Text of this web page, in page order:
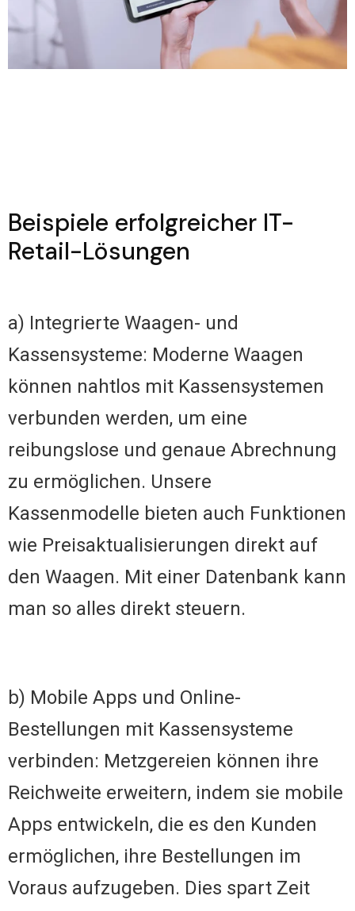
Beispiele erfolgreicher IT-
Retail-Lösungen
a) Integrierte Waagen- und
Kassensysteme: Moderne Waagen
können nahtlos mit Kassensystemen
verbunden werden, um eine
reibungslose und genaue Abrechnung
zu ermöglichen. Unsere
Kassenmodelle bieten auch Funktionen
wie Preisaktualisierungen direkt auf
den Waagen. Mit einer Datenbank kann
man so alles direkt steuern.
b) Mobile Apps und Online-
Bestellungen mit Kassensysteme
verbinden: Metzgereien können ihre
Reichweite erweitern, indem sie mobile
Apps entwickeln, die es den Kunden
ermöglichen, ihre Bestellungen im
Voraus aufzugeben. Dies spart Zeit